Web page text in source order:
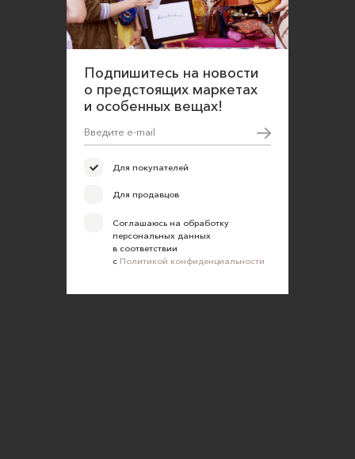
Подпишитесь на новости
о предстоящих маркетах
и особенных вещах!
Для покупателей
Для продавцов
Соглашаюсь на обработку
персональных данных
в соответствии
с Политикой конфиденциальности